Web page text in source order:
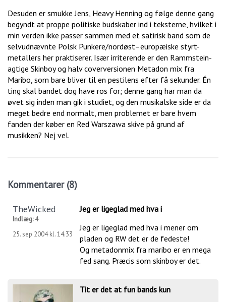
Desuden er smukke Jens, Heavy Henning og følge denne gang
begyndt at proppe politiske budskaber ind i teksterne, hvilket i
min verden ikke passer sammen med et satirisk band som de
selvudnævnte Polsk Punkere/nordøst–europæiske styrt-
metallers her praktiserer. Især irriterende er den Rammstein-
agtige Skinboy og halv coverversionen Metadon mix fra
Maribo, som bare bliver til en pestilens efter få sekunder. Én
ting skal bandet dog have ros for; denne gang har man da
øvet sig inden man gik i studiet, og den musikalske side er da
meget bedre end normalt, men problemet er bare hvem
fanden der køber en Red Warszawa skive på grund af
musikken? Nej vel.
Kommentarer (8)
TheWicked
Indlæg:4
25. sep 2004 kl. 14.33
Jeg er ligeglad med hva i
Jeg er ligeglad med hva i mener om
pladen og RW det er de fedeste!
Og metadonmix fra maribo er en mega
fed sang. Præcis som skinboy er det.
Tit er det at fun bands kun